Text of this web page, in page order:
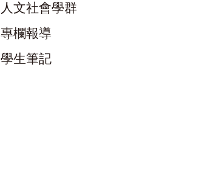
人文社會學群
專欄報導
學生筆記